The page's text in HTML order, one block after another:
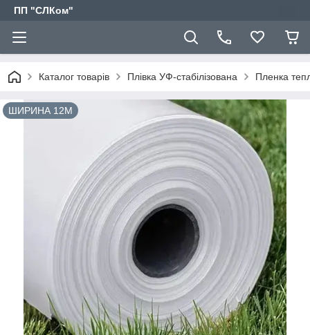
ПП "СЛКом"
Каталог товарів Плівка УФ-стабілізована Пленка
ШИРИНА 12М